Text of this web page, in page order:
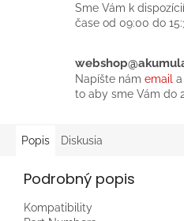
Sme Vám k
čase od 09:00 do
Napíšte nám email
to aby sme Vám do
Popis Diskusia
Podrobný popis
Kompatibility